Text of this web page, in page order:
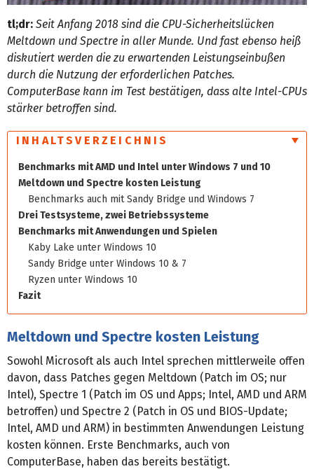
tl;dr: Seit Anfang 2018 sind die CPU-Sicherheitslücken
Meltdown und Spectre in aller Munde. Und fast ebenso heiß
diskutiert werden die zu erwartenden Leistungseinbußen
durch die Nutzung der erforderlichen Patches.
ComputerBase kann im Test bestätigen, dass alte Intel-CPUs
stärker betroffen sind.
INHALTSVERZEICHNIS
Benchmarks mit AMD und Intel unter Windows 7 und 10
Meltdown und Spectre kosten Leistung
Benchmarks auch mit Sandy Bridge und Windows 7
Drei Testsysteme, zwei Betriebssysteme
Benchmarks mit Anwendungen und Spielen
Kaby Lake unter Windows 10
Sandy Bridge unter Windows 10 & 7
Ryzen unter Windows 10
Fazit
Meltdown und Spectre kosten Leistung
Sowohl Microsoft als auch Intel sprechen mittlerweile offen
davon, dass Patches gegen Meltdown (Patch im OS; nur
Intel), Spectre 1 (Patch im OS und Apps; Intel, AMD und ARM
betroffen) und Spectre 2 (Patch in OS und BIOS-Update;
Intel, AMD und ARM) in bestimmten Anwendungen Leistung
kosten können. Erste Benchmarks, auch von
ComputerBase, haben das bereits bestätigt.